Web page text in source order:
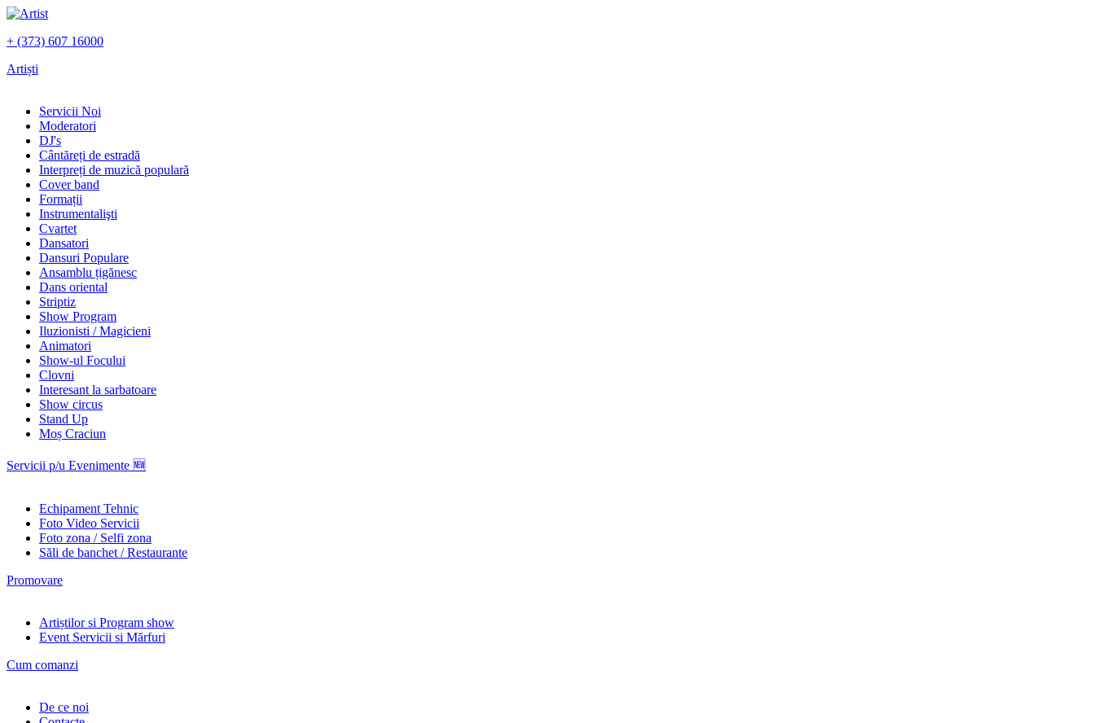
+ (373) 607 16000
Artiști
Servicii Noi
Moderatori
DJ's
Сântăreți de estradă
Interpreți de muzică populară
Сover band
Formații
Instrumentalişti
Cvartet
Dansatori
Dansuri Populare
Ansamblu țigănesc
Dans oriental
Striptiz
Show Program
Iluzionisti / Magicieni
Animatori
Show-ul Focului
Clovni
Interesant la sarbatoare
Show circus
Stand Up
Moș Craciun
Servicii p/u Evenimente 🆕
Echipament Tehnic
Foto Video Servicii
Foto zona / Selfi zona
Săli de banchet / Restaurante
Promovare
Artiștilor si Program show
Event Servicii si Mărfuri
Cum comanzi
De ce noi